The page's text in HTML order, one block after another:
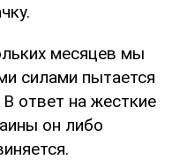
месяцев мы
силами пытается
ответ на жесткие
он либо